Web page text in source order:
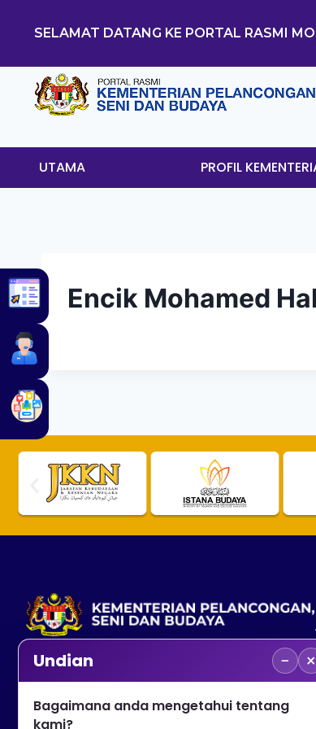
SELAMAT DATANG KE PORTAL RASMI
UTAMA PROFIL
Encik Mohamed
No. 2, Menara 1, Jalan P5/6, Presint 5,
+603 8000 8000
Undian − ×
Bagaimana anda mengetahui tentang
kami?